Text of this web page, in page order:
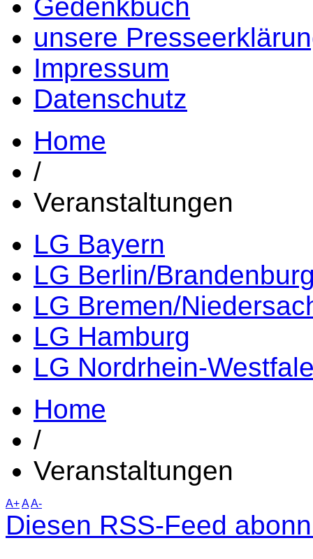
Gedenkbuch
unsere
Impressum
Datenschutz
Home
/
Veranstaltungen
LG Bayern
LG Berlin/
LG Bremen/
LG Hamburg
LG Nordrhein-
Home
/
Veranstaltungen
A+AA-
Diesen RSS-Feed